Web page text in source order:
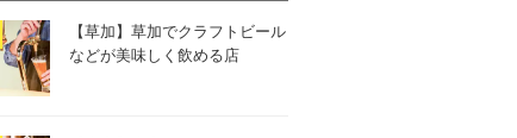
【草加】草加でクラフトビール
などが美味しく飲める店